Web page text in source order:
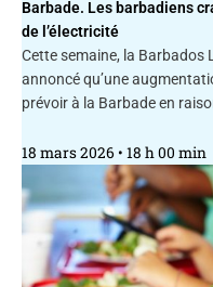
Barbade. Les barbadiens
de l’électricité
Cette semaine, la Barbados
annoncé qu’une
prévoir à la Barbade en
18 mars 2026 18 h 00 min